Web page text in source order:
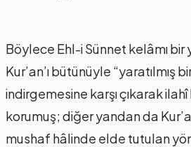
Böylece Ehl-i Sünnet kelâmı bir
Kur’an’ı bütünüyle “yaratılmış
indirgemesine karşı çıkarak
korumuş; diğer yandan da
mushaf hâlinde elde tutulan